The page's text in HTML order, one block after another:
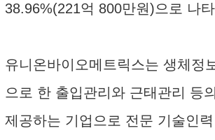
38.96%(221억 800만원)으로 나
유니온바이오메트릭스는 생체정
으로 한 출입관리와 근태관리 등
제공하는 기업으로 전문 기술인